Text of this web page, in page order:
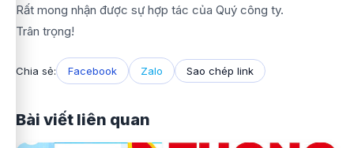
Rất mong nhận được sự hợp tác của Quý công ty.
Trân trọng!
Chia sẻ: Facebook Zalo Sao chép link
Bài viết liên quan